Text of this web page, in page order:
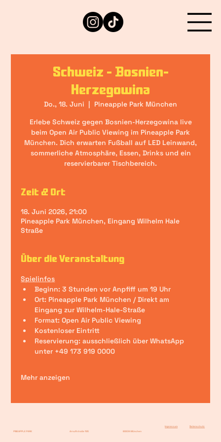
Schweiz - Bosnien-
Herzegowina
Do., 18. Juni
  |
Pineapple Park München
Erlebe Schweiz gegen Bosnien-Herzegowina live
beim Open Air Public Viewing im Pineapple Park
München. Dich erwarten Fußball auf LED Leinwand,
sommerliche Atmosphäre, Essen, Drinks und ein
reservierbarer Tischbereich.
Zeit & Ort
18. Juni 2026, 21:00
Pineapple Park München, Eingang Wilhelm Hale
Straße
Über die Veranstaltung
Spielinfos
Beginn: 3 Stunden vor Anpfiff um 19 Uhr
Ort: Pineapple Park München / Direkt am
Eingang zur Wilhelm-Hale-Straße
Format: Open Air Public Viewing
Kostenloser Eintritt
Reservierung: ausschließlich über WhatsApp
unter +49 173 919 0000
Mehr anzeigen
PINEAPPLE PARK Arnulfstraße 195 80634 München
Impressum Datenschutz